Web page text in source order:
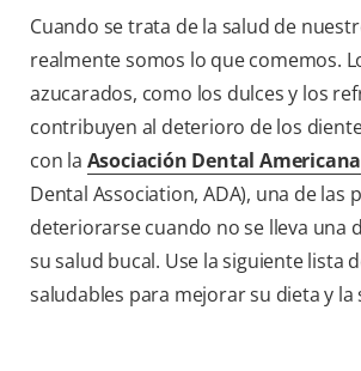
Cuando se trata de la salud de
realmente somos lo que comemos.
azucarados, como los dulces y los
contribuyen al deterioro de los
con la Asociación Dental Americana
Dental Association, ADA), una de las
deteriorarse cuando no se lleva una
su salud bucal. Use la siguiente lista
saludables para mejorar su dieta y la